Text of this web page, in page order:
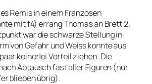
Remis in einem Franzosen
mit f4) errang Thomas an Brett 2.
war die schwarze Stellung in
von Gefahr und Weiss konnte aus
keinerlei Vorteil ziehen. Die
Abtausch fast aller Figuren (nur
blieben übrig).